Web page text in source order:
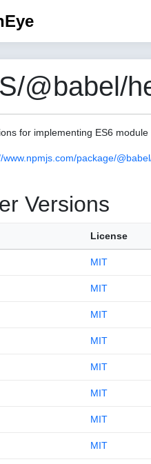
@babel/
for implementing ES6
www.npmjs.com/package/
Versions
License
MIT
MIT
MIT
MIT
MIT
MIT
MIT
MIT